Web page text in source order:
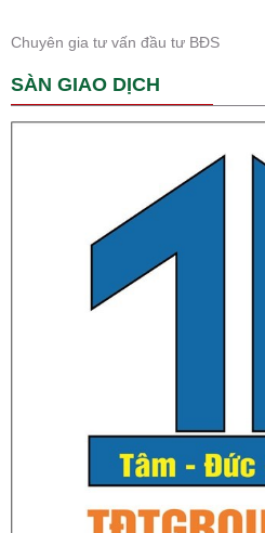
Chuyên gia tư vấn đầu tư BĐS
SÀN GIAO DỊCH